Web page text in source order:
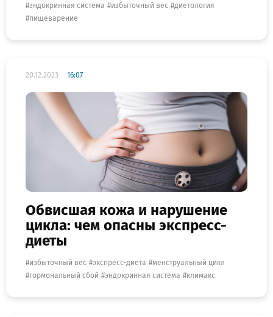
эндокринная система избыточный вес
диетология
пищеварение
20.12.2023 16:07
Обвисшая кожа и нарушение
цикла: чем опасны экспресс-
диеты
избыточный вес экспресс-диета
менструальный цикл
гормональный сбой
эндокринная система климакс